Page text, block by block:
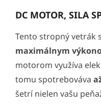
DC MOTOR, SILA
Tento stropný vetrák
maximálnym
motorom využíva
tomu spotrebováva
šetrí nielen vašu